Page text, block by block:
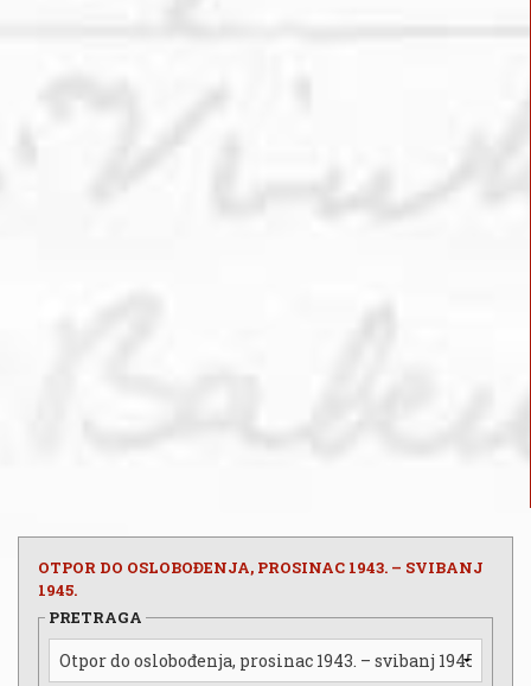
OTPOR DO OSLOBOĐENJA, PROSINAC 1943. – SVIBANJ
1945.
PRETRAGA